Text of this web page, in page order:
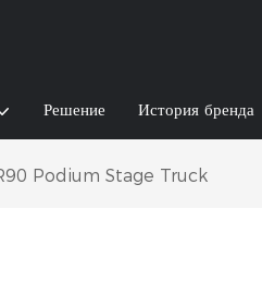
Решение История бренда
Podium Stage Truck